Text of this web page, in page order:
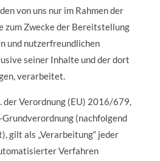
von uns nur im Rahmen der
zum Zwecke der Bereitstellung
und nutzerfreundlichen
seiner Inhalte und der dort
verarbeitet.
der Verordnung (EU) 2016/679,
(nachfolgend
gilt als „Verarbeitung“ jeder
Verfahren